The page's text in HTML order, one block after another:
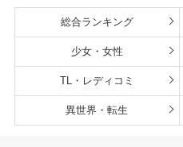
総合ランキング
少女・女性
TL・レディコミ
異世界・転生